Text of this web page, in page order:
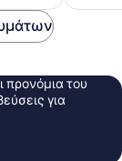
προνόμια του
για